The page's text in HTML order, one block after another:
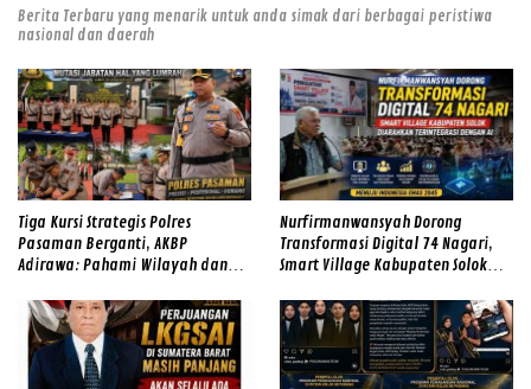
Berita Terbaru yang menarik untuk anda simak dari berbagai peristiwa
nasional dan daerah
Tiga Kursi Strategis Polres
Pasaman Berganti, AKBP
Adirawa: Pahami Wilayah dan
Nurfirmanwansyah Dorong
Transformasi Digital 74 Nagari,
Smart Village Kabupaten Solok